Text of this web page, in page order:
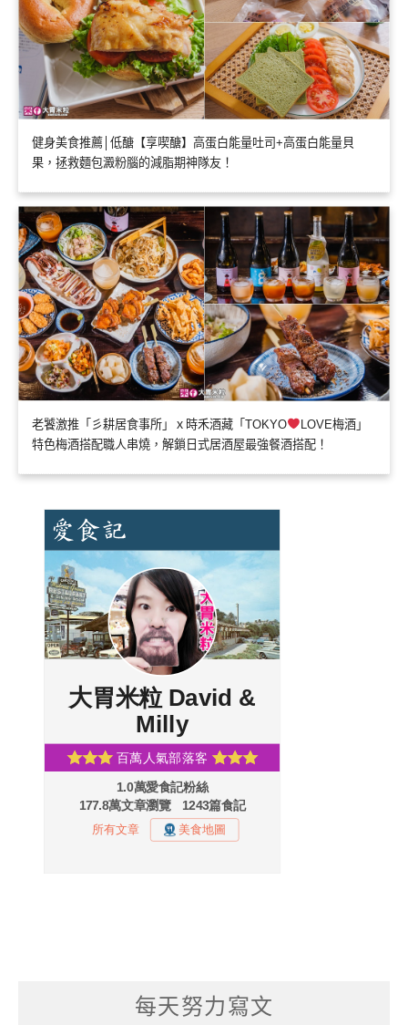
健身美食推薦│低醣【享喫醣】高蛋白能量吐司+高蛋白能量貝
果，拯救麵包澱粉腦的減脂期神隊友！
老饕激推「彡耕居食事所」ｘ時禾酒藏「TOKYO
LOVE梅酒」
特色梅酒搭配職人串燒，解鎖日式居酒屋最強餐酒搭配！
每天努力寫文